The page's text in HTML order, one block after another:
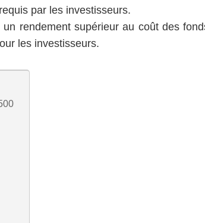
par les investisseurs.
rendement supérieur au coût des
les investisseurs.